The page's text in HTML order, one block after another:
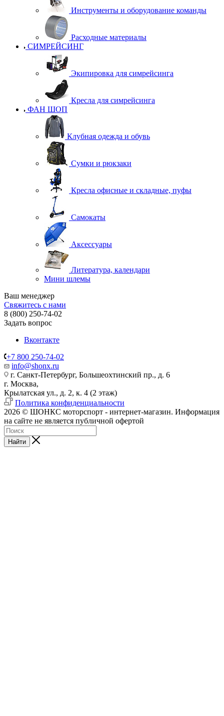
Инструменты и оборудование команды
Расходные материалы
СИМРЕЙСИНГ
Экипировка для симрейсинга
Кресла для симрейсинга
ФАН ШОП
Клубная одежда и обувь
Сумки и рюкзаки
Кресла офисные и складные, пуфы
Самокаты
Аксессуары
Литература, календари
Мини шлемы
Ваш менеджер
Свяжитесь с нами
8 (800) 250-74-02
Задать вопрос
Вконтакте
+7 800 250-74-02
info@shonx.ru
г. Санкт-Петербург, Большеохтинский пр., д. 6
г. Москва,
Крылатская ул., д. 2, к. 4 (2 этаж)
Политика конфиденциальности
2026 © ШОНКС моторспорт - интернет-магазин. Информация
на сайте не является публичной офертой
Найти